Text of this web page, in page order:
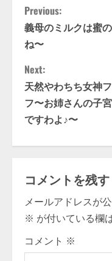
C
o
n
t
i
n
u
e
R
e
Previous:
義母のミルクは蜜
ね〜
Next:
天然やわちち女神
フ〜お姉さんの子
ですわよ♪〜
コメントを残す
メールアドレスが
※ が付いている欄
コメント ※